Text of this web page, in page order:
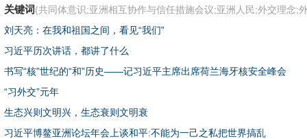
关键词(共同体意识;亚洲相互协作与信任措施会议;亚洲人民;外交理念;
刘天亮：在我和祖国之间，看见“我们”
习近平历次讲话，都讲了什么
书写“核”世纪的“和”历史——记习近平主席出席荷兰海牙核安全峰会
“习外交”元年
生态兴则文明兴，生态衰则文明衰
习近平博鳌亚洲论坛年会上谈和平:不能为一己之私把世界搞乱